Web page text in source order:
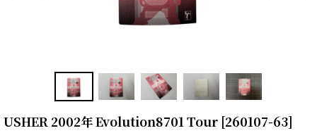
USHER 2002年 Evolution8701 Tour [260107-63]